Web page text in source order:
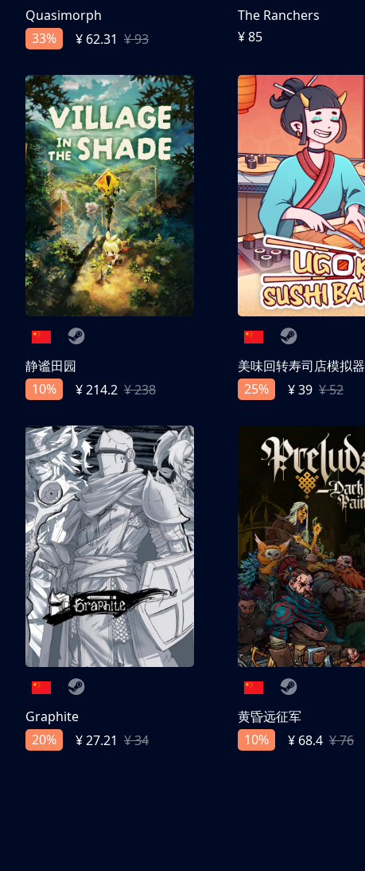
Quasimorph
33%
¥ 62.31 ¥ 93
The Ranchers
¥ 85
静谧田园
10%
¥ 214.2 ¥ 238
美味回转寿司店模拟器
25%
¥ 39 ¥ 52
Graphite
20%
¥ 27.21 ¥ 34
黄昏远征军
10%
¥ 68.4 ¥ 76